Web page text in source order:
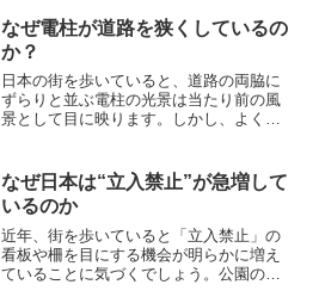
す。今回はその理由をわかりやすく整理
します。節約してるのにお...
なぜ電柱が道路を狭くしているの
か？
日本の街を歩いていると、道路の両脇に
ずらりと並ぶ電柱の光景は当たり前の風
景として目に映ります。しかし、よく観
う。特に歩道を歩いている時、電柱を避
けて歩いたり、対向者とすれ...
なぜ日本は“立入禁止”が急増して
いるのか
近年、街を歩いていると「立入禁止」の
看板や柵を目にする機会が明らかに増え
ていることに気づくでしょう。公園の一